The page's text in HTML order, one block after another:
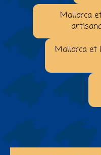
Mallorca
Mallorca et